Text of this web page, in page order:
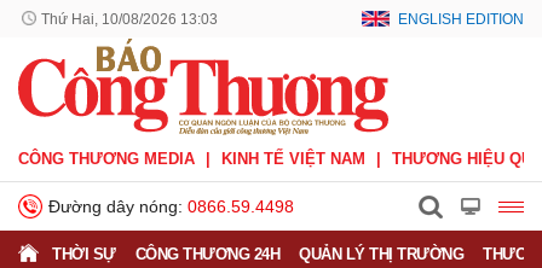
Thứ Hai, 10/08/2026 13:03 ENGLISH EDITION
CÔNG THƯƠNG MEDIA KINH TẾ VIỆT NAM THƯƠNG HIỆU
Đường dây nóng: 0866.59.4498
THỜI SỰ CÔNG THƯƠNG 24H QUẢN LÝ THỊ TRƯỜNG